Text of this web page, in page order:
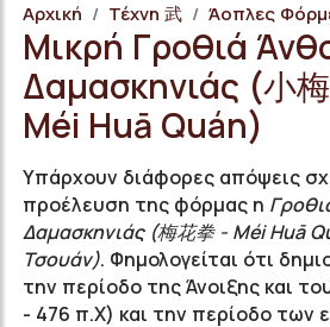
Αρχική Τέχνη 武 Άοπλες
Μικρή Γροθιά
Δαμασκηνιάς (小
Méi Huā Quán)
Υπάρχουν διάφορες απόψεις
προέλευση της φόρμας η
Δαμασκηνιάς (梅花拳 - Méi Huā
Τσουάν). Φημολογείται ότι
την περίοδο της Άνοιξης και
- 476 π.Χ) και την περίοδο των